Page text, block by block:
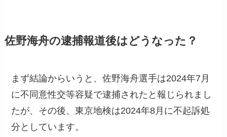
佐野海舟の逮捕報道後はどうなった？
まず結論からいうと、佐野海舟選手は2024年7月
に不同意性交等容疑で逮捕されたと報じられまし
たが、その後、東京地検は2024年8月に不起訴処
分としています。